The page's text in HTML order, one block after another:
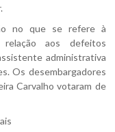
no que se refere à
aos defeitos
administrativa
Os desembargadores
Carvalho votaram de